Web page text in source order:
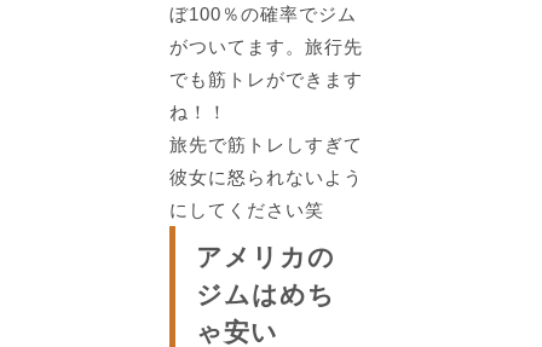
ぼ100％の確率でジム
がついてます 。旅行先
でも筋トレができます
ね！！
旅先で筋トレしすぎて
彼女に怒られないよう
にしてください笑
アメリカの
ジムはめち
ゃ安い